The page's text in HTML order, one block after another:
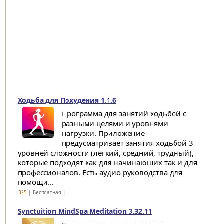
Ходьба для Похудения 1.1.6
Программа для занятий ходьбой с
разными целями и уровнями
нагрузки. Приложение
предусматривает занятия ходьбой 3
уровней сложности (легкий, средний, трудный),
которые подходят как для начинающих так и для
профессионалов. Есть аудио руководства для
помощи...
325| Бесплатная |
Synctuition MindSpa Meditation 3.32.11